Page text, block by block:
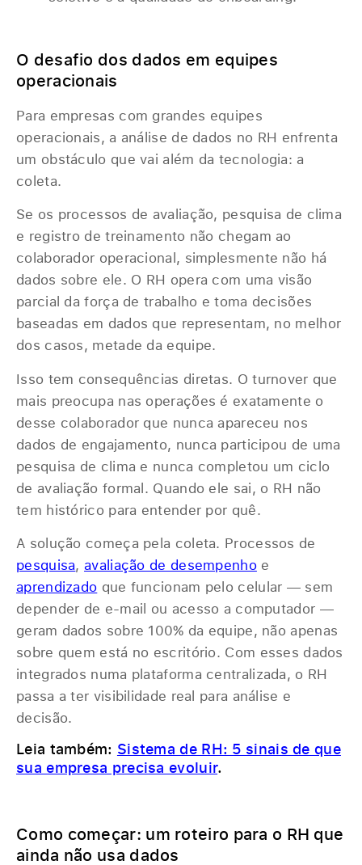
O desafio dos dados em equipes
operacionais
Para empresas com grandes equipes
operacionais, a análise de dados no RH enfrenta
um obstáculo que vai além da tecnologia: a
coleta.
Se os processos de avaliação, pesquisa de clima
e registro de treinamento não chegam ao
colaborador operacional, simplesmente não há
dados sobre ele. O RH opera com uma visão
parcial da força de trabalho e toma decisões
baseadas em dados que representam, no melhor
dos casos, metade da equipe.
Isso tem consequências diretas. O turnover que
mais preocupa nas operações é exatamente o
desse colaborador que nunca apareceu nos
dados de engajamento, nunca participou de uma
pesquisa de clima e nunca completou um ciclo
de avaliação formal. Quando ele sai, o RH não
tem histórico para entender por quê.
A solução começa pela coleta. Processos de
pesquisa,avaliação de desempenhoe
aprendizado que funcionam pelo celular — sem
depender de e-mail ou acesso a computador —
geram dados sobre 100% da equipe, não apenas
sobre quem está no escritório. Com esses dados
integrados numa plataforma centralizada, o RH
passa a ter visibilidade real para análise e
decisão.
Leia também: Sistema de RH: 5 sinais de que
sua empresa precisa evoluir.
Como começar: um roteiro para o RH que
ainda não usa dados